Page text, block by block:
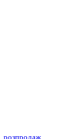
розпродаж